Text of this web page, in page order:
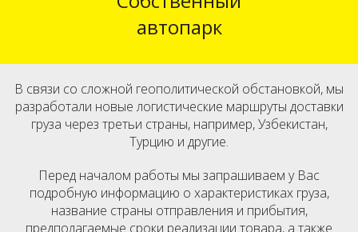
автопарк
В связи со сложной геополитической обстановкой, мы
разработали новые логистические маршруты доставки
груза через третьи страны, например, Узбекистан,
Турцию и другие.
Перед началом работы мы запрашиваем у Вас
подробную информацию о характеристиках груза,
название страны отправления и прибытия,
предполагаемые сроки реализации товара, а также